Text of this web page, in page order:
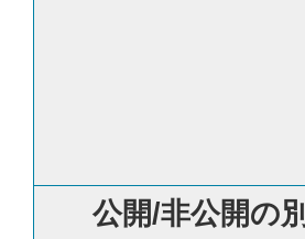
公開/非公開の別